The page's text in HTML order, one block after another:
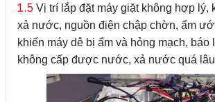
1.5 Vị trí lắp đặt máy giặt không hợp lý,
xả nước, nguồn điện chập chờn, ẩm
khiến máy dê bị ẩm và hỏng mạch, báo
không cấp được nước, xả nước quá